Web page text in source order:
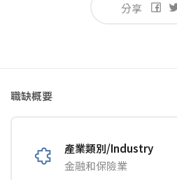
分享
職缺概要
產業類別/Industry
金融和保險業